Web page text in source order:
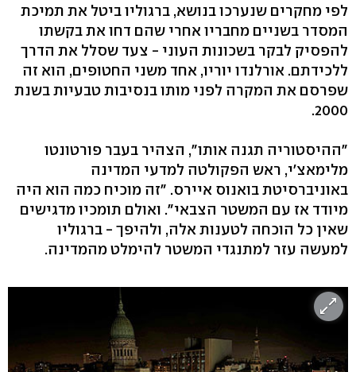
לפי מחקרים שנערכו בנושא, ברגוליו ביטל את תמיכת
המסדר בשניים מחבריו אחרי שהם דחו את בקשתו
להפסיק לבקר בשכונות העוני - צעד שסלל את הדרך
ללכידתם. אורלנדו יוריו, אחד משני החטופים, הוא זה
שפרסם את המקרה לפני מותו בנסיבות טבעיות בשנת
2000.
"ההיסטוריה תגנה אותו", הצהיר בעבר פורטונטו
מלימאצ'י, ראש הפקולטה למדעי המדינה
באוניברסיטת בואנוס איירס. "זה מוכיח כמה הוא היה
מיודד אז עם המשטר הצבאי". ואולם תומכיו מדגישים
שאין כל הוכחה לטענות אלה, ולהיפך - ברגוליו
למעשה עזר למתנגדי המשטר להימלט מהמדינה.